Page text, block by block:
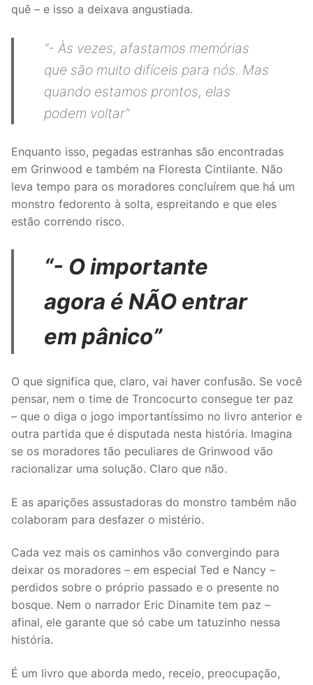
quê – e isso a deixava angustiada.
“- Às vezes, afastamos memórias
que são muito difíceis para nós. Mas
quando estamos prontos, elas
podem voltar”
Enquanto isso, pegadas estranhas são encontradas
em Grinwood e também na Floresta Cintilante. Não
leva tempo para os moradores concluírem que há um
monstro fedorento à solta, espreitando e que eles
estão correndo risco.
“- O importante
agora é NÃO entrar
em pânico”
O que significa que, claro, vai haver confusão. Se você
pensar, nem o time de Troncocurto consegue ter paz
– que o diga o jogo importantíssimo no livro anterior e
outra partida que é disputada nesta história. Imagina
se os moradores tão peculiares de Grinwood vão
racionalizar uma solução. Claro que não.
E as aparições assustadoras do monstro também não
colaboram para desfazer o mistério.
Cada vez mais os caminhos vão convergindo para
deixar os moradores – em especial Ted e Nancy –
perdidos sobre o próprio passado e o presente no
bosque. Nem o narrador Eric Dinamite tem paz –
afinal, ele garante que só cabe um tatuzinho nessa
história.
É um livro que aborda medo, receio, preocupação,